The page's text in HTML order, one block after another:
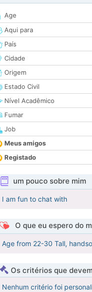
Age
Aqui para
País
Cidade
Origem
Estado Civil
Nível Acadêmico
Fumar
Job
Meus amigos
Registado
um pouco sobre mim
I am fun to chat with
O que eu espero do
Age from 22-30 Tall,
Os critérios que
Nenhum critério foi